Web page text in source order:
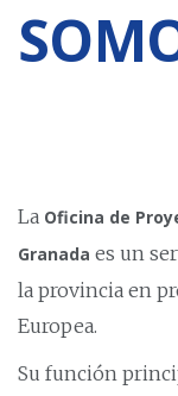
La Oficina de
Granada es un
la provincia en
Europea.
Su función